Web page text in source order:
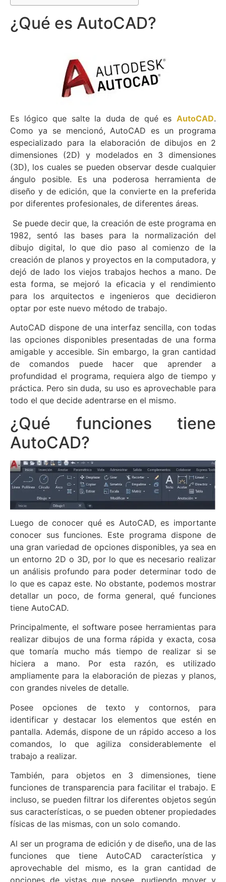
¿Qué es AutoCAD?
Es lógico que salte la duda de qué es AutoCAD.
Como ya se mencionó, AutoCAD es un programa
especializado para la elaboración de dibujos en 2
dimensiones (2D) y modelados en 3 dimensiones
(3D), los cuales se pueden observar desde cualquier
ángulo posible. Es una poderosa herramienta de
diseño y de edición, que la convierte en la preferida
por diferentes profesionales, de diferentes áreas.
Se puede decir que, la creación de este programa en
1982, sentó las bases para la normalización del
dibujo digital, lo que dio paso al comienzo de la
creación de planos y proyectos en la computadora, y
dejó de lado los viejos trabajos hechos a mano. De
esta forma, se mejoró la eficacia y el rendimiento
para los arquitectos e ingenieros que decidieron
optar por este nuevo método de trabajo.
AutoCAD dispone de una interfaz sencilla, con todas
las opciones disponibles presentadas de una forma
amigable y accesible. Sin embargo, la gran cantidad
de comandos puede hacer que aprender a
profundidad el programa, requiera algo de tiempo y
práctica. Pero sin duda, su uso es aprovechable para
todo el que decide adentrarse en el mismo.
¿Qué funciones tiene
AutoCAD?
Luego de conocer qué es AutoCAD, es importante
conocer sus funciones. Este programa dispone de
una gran variedad de opciones disponibles, ya sea en
un entorno 2D o 3D, por lo que es necesario realizar
un análisis profundo para poder determinar todo de
lo que es capaz este. No obstante, podemos mostrar
detallar un poco, de forma general, qué funciones
tiene AutoCAD.
Principalmente, el software posee herramientas para
realizar dibujos de una forma rápida y exacta, cosa
que tomaría mucho más tiempo de realizar si se
hiciera a mano. Por esta razón, es utilizado
ampliamente para la elaboración de piezas y planos,
con grandes niveles de detalle.
Posee opciones de texto y contornos, para
identificar y destacar los elementos que estén en
pantalla. Además, dispone de un rápido acceso a los
comandos, lo que agiliza considerablemente el
trabajo a realizar.
También, para objetos en 3 dimensiones, tiene
funciones de transparencia para facilitar el trabajo. E
incluso, se pueden filtrar los diferentes objetos según
sus características, o se pueden obtener propiedades
físicas de las mismas, con un solo comando.
Al ser un programa de edición y de diseño, una de las
funciones que tiene AutoCAD característica y
aprovechable del mismo, es la gran cantidad de
opciones de vistas que posee, pudiendo mover y